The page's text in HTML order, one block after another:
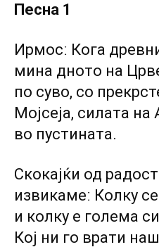
Песна 1
Ирмосː Кога
мина дното на
по суво, со
Мојсеја, силата
во пустината.
Скокајќи од
извикамеː Колку
и колку е голема
Кој ни го врати